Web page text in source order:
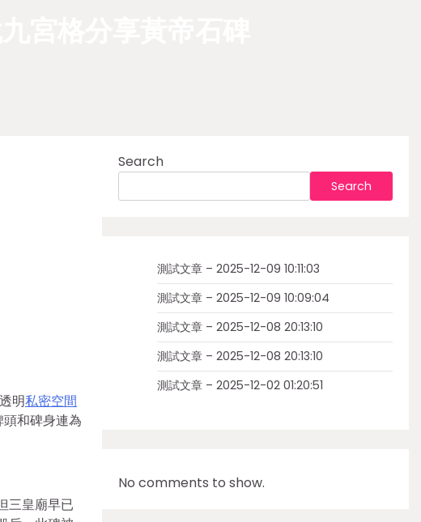
明私密空間
和碑身連為
三皇廟早已
Search
Search
測試文章 – 2025-12-09 10:11:03
測試文章 – 2025-12-09 10:09:04
測試文章 – 2025-12-08 20:13:10
測試文章 – 2025-12-08 20:13:10
測試文章 – 2025-12-02 01:20:51
No comments to show.